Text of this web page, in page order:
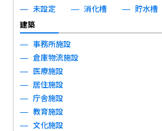
未設定
消化槽
貯水槽
建築
事務所施設
倉庫物流施設
医療施設
居住施設
庁舎施設
教育施設
文化施設